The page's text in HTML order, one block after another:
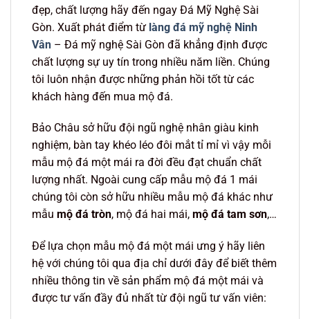
đẹp, chất lượng hãy đến ngay Đá Mỹ Nghệ Sài
Gòn. Xuất phát điểm từ làng đá mỹ nghệ Ninh
Vân – Đá mỹ nghệ Sài Gòn đã khẳng định được
chất lượng sự uy tín trong nhiều năm liền. Chúng
tôi luôn nhận được những phản hồi tốt từ các
khách hàng đến mua mộ đá.
Bảo Châu sở hữu đội ngũ nghệ nhân giàu kinh
nghiệm, bàn tay khéo léo đôi mắt tỉ mỉ vì vậy mỗi
mẫu mộ đá một mái ra đời đều đạt chuẩn chất
lượng nhất. Ngoài cung cấp mẫu mộ đá 1 mái
chúng tôi còn sở hữu nhiều mẫu mộ đá khác như
mẫu mộ đá tròn, mộ đá hai mái, mộ đá tam sơn,…
Để lựa chọn mẫu mộ đá một mái ưng ý hãy liên
hệ với chúng tôi qua địa chỉ dưới đây để biết thêm
nhiều thông tin về sản phẩm mộ đá một mái và
được tư vấn đầy đủ nhất từ đội ngũ tư vấn viên: